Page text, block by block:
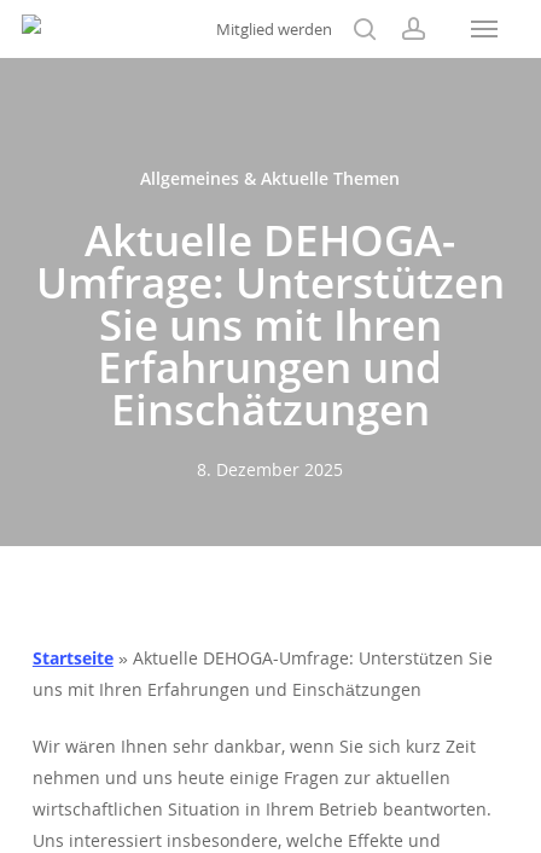
Skip
Mitglied werden
searchaccount
Menu
Allgemeines & Aktuelle Themen
Aktuelle DEHOGA-
Umfrage: Unterstützen
Sie uns mit Ihren
Erfahrungen und
Einschätzungen
8. Dezember 2025
Startseite» Aktuelle DEHOGA-Umfrage: Unterstützen Sie
uns mit Ihren Erfahrungen und Einschätzungen
Wir wären Ihnen sehr dankbar, wenn Sie sich kurz Zeit
nehmen und uns heute einige Fragen zur aktuellen
wirtschaftlichen Situation in Ihrem Betrieb beantworten.
Uns interessiert insbesondere, welche Effekte und